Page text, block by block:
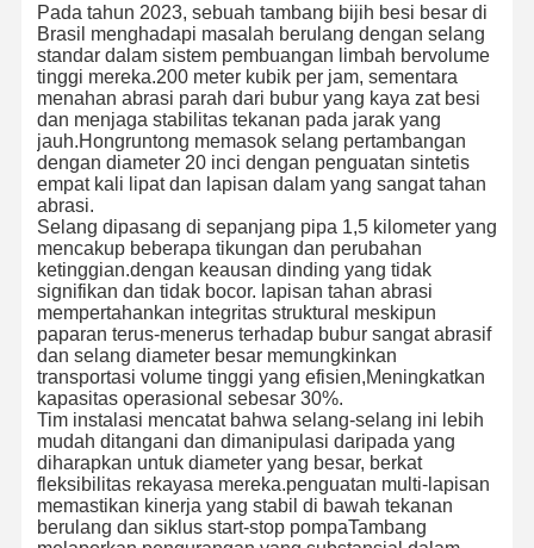
Beranda Produk
Tentang
Kami
Tur Pabrik
Pada tahun 2023, sebuah tambang bijih besi besar di
Brasil menghadapi masalah berulang dengan selang
standar dalam sistem pembuangan limbah bervolume
tinggi mereka.200 meter kubik per jam, sementara
menahan abrasi parah dari bubur yang kaya zat besi
dan menjaga stabilitas tekanan pada jarak yang
jauh.Hongruntong memasok selang pertambangan
dengan diameter 20 inci dengan penguatan sintetis
empat kali lipat dan lapisan dalam yang sangat tahan
abrasi.
Selang dipasang di sepanjang pipa 1,5 kilometer yang
mencakup beberapa tikungan dan perubahan
ketinggian.dengan keausan dinding yang tidak
signifikan dan tidak bocor. lapisan tahan abrasi
mempertahankan integritas struktural meskipun
paparan terus-menerus terhadap bubur sangat abrasif
dan selang diameter besar memungkinkan
transportasi volume tinggi yang efisien,Meningkatkan
kapasitas operasional sebesar 30%.
Tim instalasi mencatat bahwa selang-selang ini lebih
mudah ditangani dan dimanipulasi daripada yang
diharapkan untuk diameter yang besar, berkat
fleksibilitas rekayasa mereka.penguatan multi-lapisan
memastikan kinerja yang stabil di bawah tekanan
berulang dan siklus start-stop pompaTambang